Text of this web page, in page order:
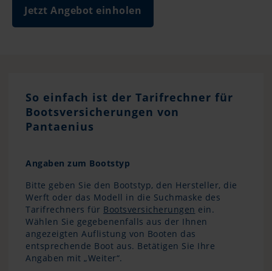
Jetzt Angebot einholen
So einfach ist der Tarifrechner für
Bootsversicherungen von
Pantaenius
Angaben zum Bootstyp
Bitte geben Sie den Bootstyp, den Hersteller, die
Werft oder das Modell in die Suchmaske des
Tarifrechners für Bootsversicherungen ein.
Wählen Sie gegebenenfalls aus der Ihnen
angezeigten Auflistung von Booten das
entsprechende Boot aus. Betätigen Sie Ihre
Angaben mit „Weiter“.